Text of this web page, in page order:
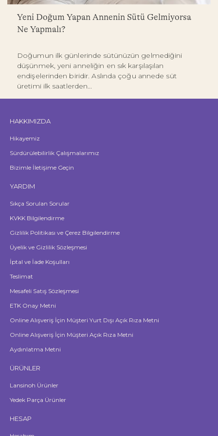
Yeni Doğum Yapan Annenin Sütü Gelmiyorsa
Ne Yapmalı?
Doğumun ilk günlerinde sütünüzün gelmediğini
düşünmek, yeni anneliğin en sık karşılaşılan
endişelerinden biridir. Aslında çoğu annede süt
üretimi ilk saatlerden...
HAKKIMIZDA
Hikayemiz
Sürdürülebilirlik Çalışmalarımız
Bizimle İletişime Geçin
YARDIM
Sıkça Sorulan Sorular
KVKK Bilgilendirme
Gizlilik Politikası ve Çerez Bilgilendirme
Üyelik ve Gizlilik Sözleşmesi
İptal ve İade Koşulları
Teslimat
Mesafeli Satış Sözleşmesi
ETK Onay Metni
Online Alışveriş İçin Müşteri Yurt Dışı Açık Rıza Metni
Online Alışveriş İçin Müşteri Açık Rıza Metni
Aydınlatma Metni
ÜRÜNLER
Lansinoh Ürünler
Yedek Parça Ürünler
HESAP